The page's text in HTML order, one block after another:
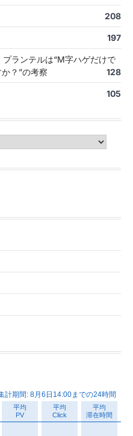
208
197
ランテルは“M字ハゲだけで
？”の考察
128
105